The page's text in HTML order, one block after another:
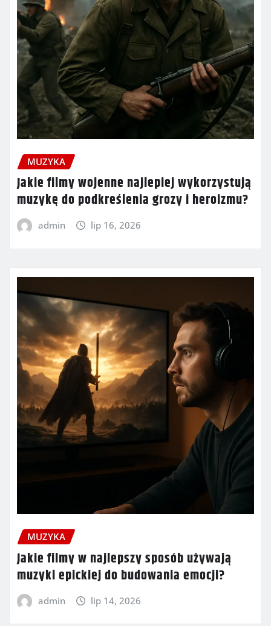
MUZYKA
Jakie filmy wojenne najlepiej wykorzystują
muzykę do podkreślenia grozy i heroizmu?
admin lip 16, 2026
MUZYKA
Jakie filmy w najlepszy sposób używają
muzyki epickiej do budowania emocji?
admin lip 14, 2026